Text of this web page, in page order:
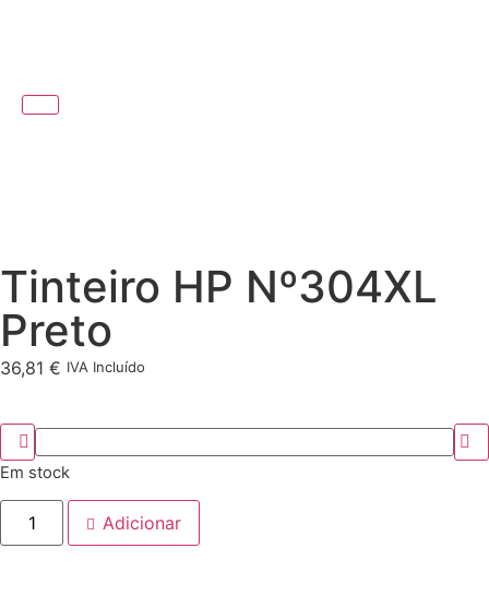
Tinteiro HP Nº304XL
Preto
36,81 € IVA Incluído
Em stock
Adicionar